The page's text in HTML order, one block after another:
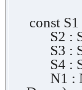
const
S2 :
S3 :
S4 :
N1 :